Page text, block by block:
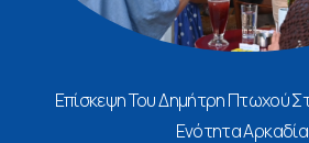
Επίσκεψη Του Δημήτρη Πτωχού
Ενότητα